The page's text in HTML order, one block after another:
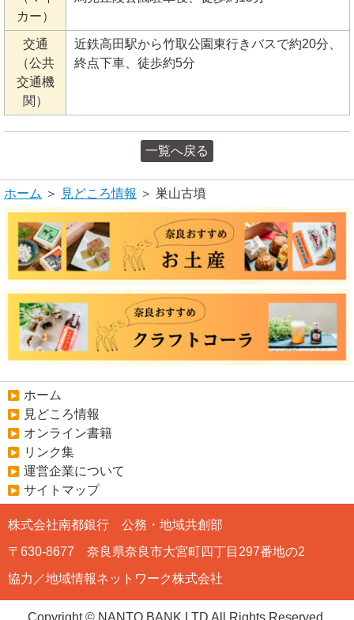
カー）
交通
（公共
交通機
関）
近鉄高田駅から竹取公園東行きバスで約20分、
終点下車、徒歩約5分
一覧へ戻る
ホーム ＞ 見どころ情報 ＞ 巣山古墳
ホーム
見どころ情報
オンライン書籍
リンク集
運営企業について
サイトマップ
株式会社南都銀行 公務・地域共創部
〒630-8677 奈良県奈良市大宮町四丁目297番地の2
協力／地域情報ネットワーク株式会社
Copyright © NANTO BANK,LTD All Rights Reserved.